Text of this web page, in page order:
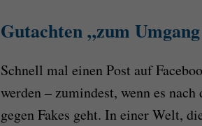
Gutachten „zum
Schnell mal einen Post auf
werden – zumindest, wenn es
gegen Fakes geht. In einer Welt,